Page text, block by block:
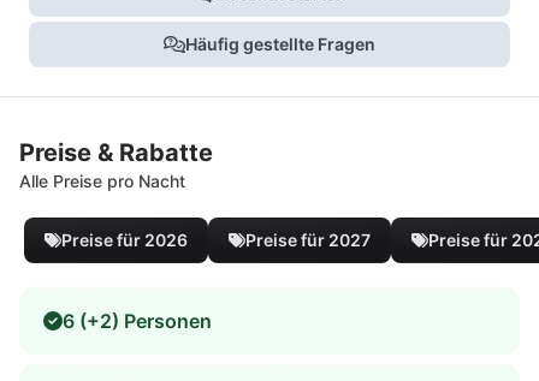
Häufig gestellte Fragen
Preise & Rabatte
Alle Preise pro Nacht
Preise für 2026 Preise für 2027 Preise für
6 (+2) Personen